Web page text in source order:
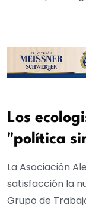
Los
"política
La Asociación
satisfacción la
Grupo de